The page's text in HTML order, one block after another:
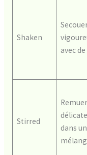
Shaken
avec
Stirred
Remuer
dans